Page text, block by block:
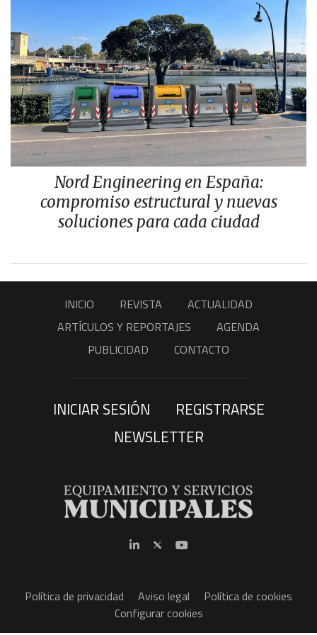
Nord Engineering en España:
compromiso estructural y nuevas
soluciones para cada ciudad
INICIO REVISTA
ACTUALIDAD
ARTÍCULOS Y REPORTAJES
AGENDA
PUBLICIDAD
CONTACTO
INICIAR SESIÓN
REGISTRARSE
NEWSLETTER
Política de privacidad Aviso legal
Política de cookies
Configurar cookies